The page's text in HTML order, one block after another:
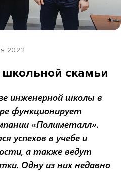
2022
школьной скамьи
инженерной школы в
функционирует
«Полиметалл».
успехов в учебе и
а также ведут
Одну из них недавно